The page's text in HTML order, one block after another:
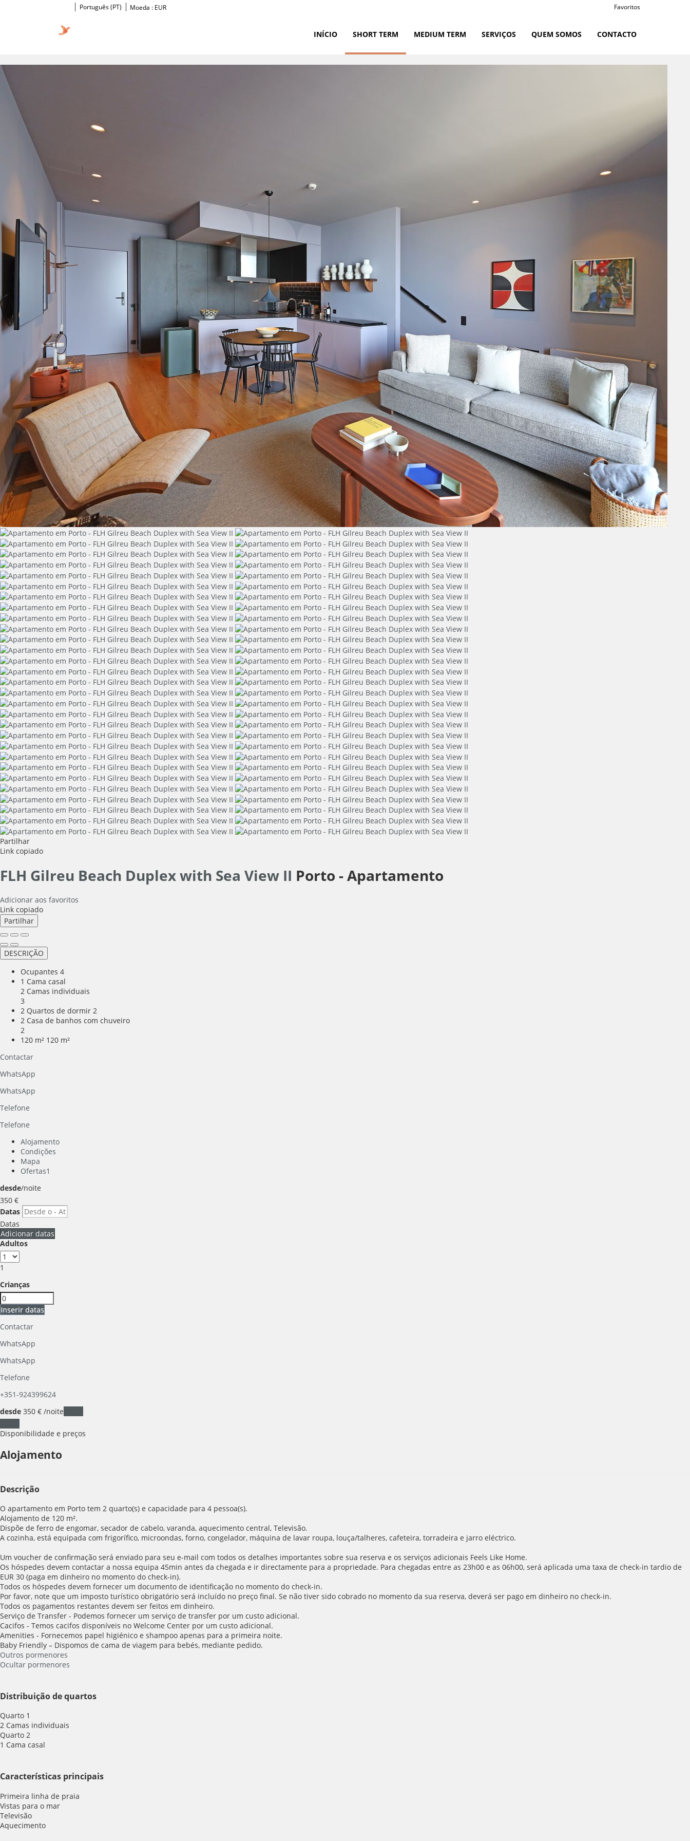
Português (PT) Moeda : EUR Favoritos
INÍCIO SHORT TERM MEDIUM TERM SERVIÇOS QUEM SOMOS CONTACTO
Partilhar
Link copiado
FLH Gilreu Beach Duplex with Sea View II Porto -Apartamento
Adicionar aos favoritos
Link copiado
Partilhar
DESCRIÇÃO
Ocupantes 4
1 Cama casal
2 Camas individuais
3
2 Quartos de dormir 2
2 Casa de banhos com chuveiro
2
120 m² 120 m²
Contactar
WhatsApp
WhatsApp
Telefone
Telefone
Alojamento
Condições
Mapa
Ofertas1
desde/noite
350 €
Datas
Datas
Adicionar datas
Adultos
1
Crianças
Inserir datas
Contactar
WhatsApp
WhatsApp
Telefone
+351-924399624
desde 350 € /noite
Disponibilidade e preços
Alojamento
Descrição
O apartamento em Porto tem 2 quarto(s) e capacidade para 4 pessoa(s).
Alojamento de 120 m².
Dispõe de ferro de engomar, secador de cabelo, varanda, aquecimento central, Televisão.
A cozinha, está equipada com frigorífico, microondas, forno, congelador, máquina de lavar roupa, louça/talheres, cafeteira, torradeira e jarro eléctrico.
Um voucher de confirmação será enviado para seu e-mail com todos os detalhes importantes sobre sua reserva e os serviços adicionais Feels Like Home.
Os hóspedes devem contactar a nossa equipa 45min antes da chegada e ir directamente para a propriedade. Para chegadas entre as 23h00 e as 06h00, será aplicada uma taxa de check-in tardio de
EUR 30 (paga em dinheiro no momento do check-in).
Todos os hóspedes devem fornecer um documento de identificação no momento do check-in.
Por favor, note que um imposto turístico obrigatório será incluído no preço final. Se não tiver sido cobrado no momento da sua reserva, deverá ser pago em dinheiro no check-in.
Todos os pagamentos restantes devem ser feitos em dinheiro.
Serviço de Transfer - Podemos fornecer um serviço de transfer por um custo adicional.
Cacifos - Temos cacifos disponíveis no Welcome Center por um custo adicional.
Amenities - Fornecemos papel higiénico e shampoo apenas para a primeira noite.
Baby Friendly – Dispomos de cama de viagem para bebés, mediante pedido.
Outros pormenores
Ocultar pormenores
Distribuição de quartos
Quarto 1
2 Camas individuais
Quarto 2
1 Cama casal
Características principais
Primeira linha de praia
Vistas para o mar
Televisão
Aquecimento